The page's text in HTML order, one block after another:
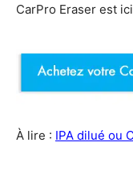
CarPro Eraser est
À lire : IPA dilué ou